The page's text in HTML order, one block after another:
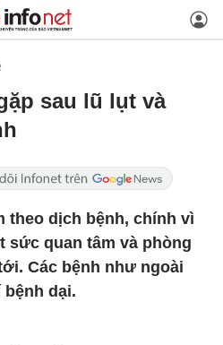
sau lũ lụt và
theo dịch bệnh, chính vì
sức quan tâm và phòng
Các bệnh như ngoài
bệnh dại.